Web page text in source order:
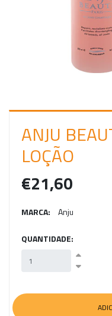
ANJU
LOÇÃO
€21,60
MARCA: Anju
QUANTIDADE: